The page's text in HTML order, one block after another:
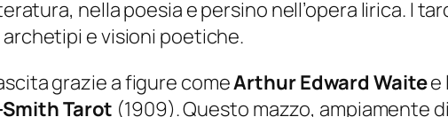
nella poesia e persino nell’opera lirica. I
e visioni poetiche.
grazie a figure comeArthur Edward Waitee
Tarot (1909). Questo mazzo, ampiamente